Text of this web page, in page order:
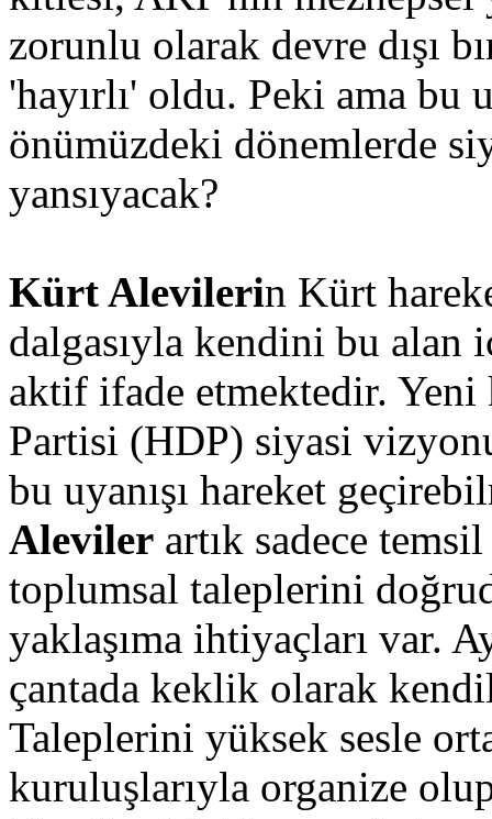
zorunlu olarak devre dışı
'hayırlı' oldu. Peki ama bu
önümüzdeki dönemlerde
yansıyacak?
Kürt Alevilerin Kürt
dalgasıyla kendini bu alan
aktif ifade etmektedir.
Partisi (HDP) siyasi
bu uyanışı hareket
Aleviler artık sadece
toplumsal taleplerini
yaklaşıma ihtiyaçları var.
çantada keklik olarak
Taleplerini yüksek sesle
kuruluşlarıyla organize